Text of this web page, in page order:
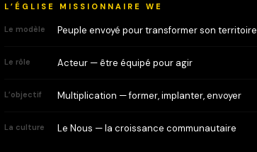
L’ÉGLISE MISSIONNAIRE WE
Le modèle Peuple envoyé pour transformer son territoire
Le rôle Acteur — être équipé pour agir
L’objectif Multiplication — former, implanter, envoyer
La culture Le Nous — la croissance communautaire